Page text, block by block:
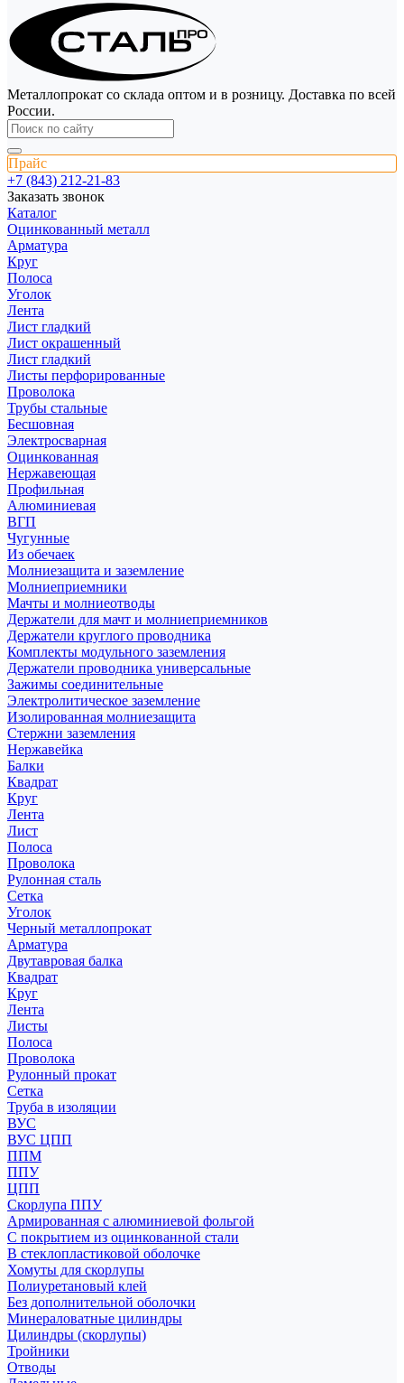
Металлопрокат со склада оптом и в розницу. Доставка по всей
России.
Прайс
+7 (843) 212-21-83
Заказать звонок
Каталог
Оцинкованный металл
Арматура
Круг
Полоса
Уголок
Лента
Лист гладкий
Лист окрашенный
Лист гладкий
Листы перфорированные
Проволока
Трубы стальные
Бесшовная
Электросварная
Оцинкованная
Нержавеющая
Профильная
Алюминиевая
ВГП
Чугунные
Из обечаек
Молниезащита и заземление
Молниеприемники
Мачты и молниеотводы
Держатели для мачт и молниеприемников
Держатели круглого проводника
Комплекты модульного заземления
Держатели проводника универсальные
Зажимы соединительные
Электролитическое заземление
Изолированная молниезащита
Стержни заземления
Нержавейка
Балки
Квадрат
Круг
Лента
Лист
Полоса
Проволока
Рулонная сталь
Сетка
Уголок
Черный металлопрокат
Арматура
Двутавровая балка
Квадрат
Круг
Лента
Листы
Полоса
Проволока
Рулонный прокат
Сетка
Труба в изоляции
ВУС
ВУС ЦПП
ППМ
ППУ
ЦПП
Скорлупа ППУ
Армированная с алюминиевой фольгой
С покрытием из оцинкованной стали
В стеклопластиковой оболочке
Хомуты для скорлупы
Полиуретановый клей
Без дополнительной оболочки
Минераловатные цилиндры
Цилиндры (скорлупы)
Тройники
Отводы